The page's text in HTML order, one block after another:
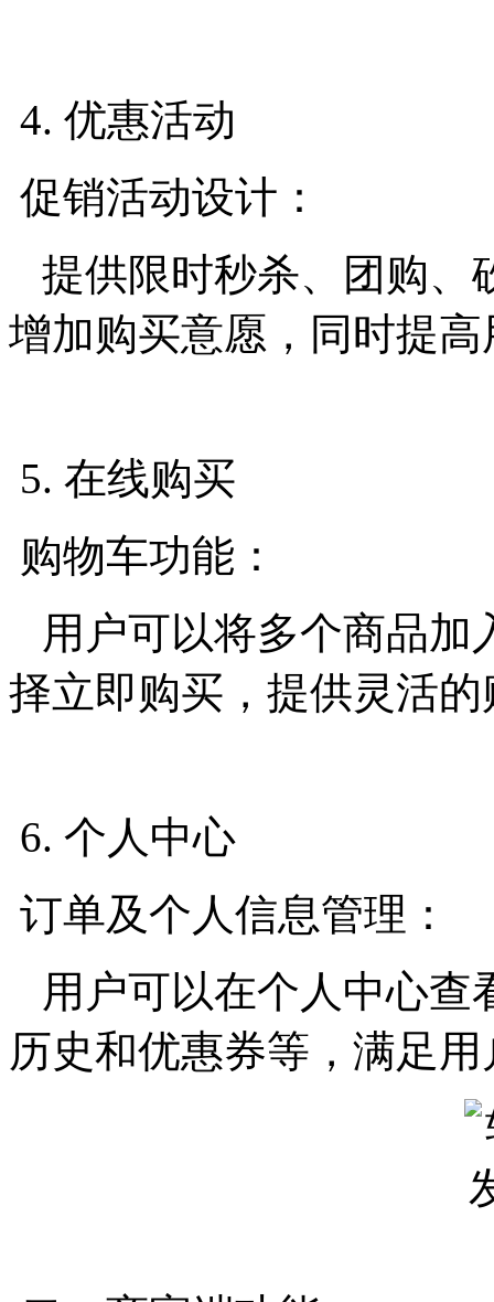
4. 优惠活动
促销活动设计：
提供限时秒杀、团购、
增加购买意愿，同时提
5. 在线购买
购物车功能：
用户可以将多个商品加
择立即购买，提供灵活
6. 个人中心
订单及个人信息管理：
用户可以在个人中心查
历史和优惠券等，满足